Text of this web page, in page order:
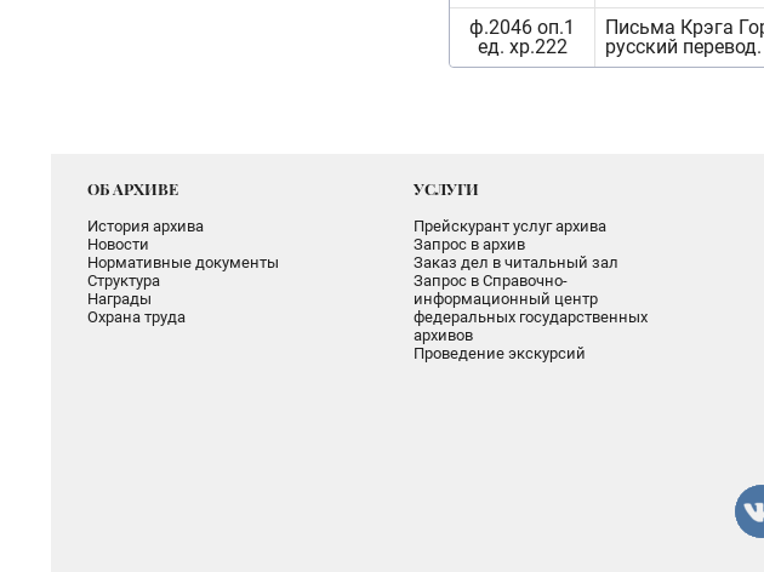
ф.2046 оп.1
ед. хр.222
Письма Крэга
русский перевод.
ОБ АРХИВЕ
История архива
Новости
Нормативные документы
Структура
Награды
Охрана труда
УСЛУГИ
Прейскурант услуг архива
Запрос в архив
Заказ дел в читальный зал
Запрос в Справочно-
информационный центр
федеральных государственных
архивов
Проведение экскурсий